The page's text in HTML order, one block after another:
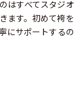
はすべてスタジオ
ます。初めて袴を
にサポートするの